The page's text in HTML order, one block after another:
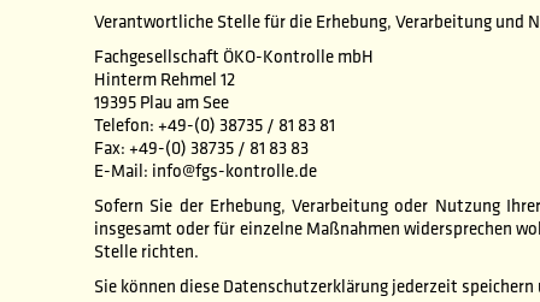
Verantwortliche Stelle für die Erhebung, Verarbeitung und
Fachgesellschaft ÖKO-Kontrolle mbH
Hinterm Rehmel 12
19395 Plau am See
Telefon: +49-(0) 38735 / 81 83 81
Fax: +49-(0) 38735 / 81 83 83
E-Mail: info@fgs-kontrolle.de
Sofern Sie der Erhebung, Verarbeitung oder Nutzung
insgesamt oder für einzelne Maßnahmen widersprechen
Stelle richten.
Sie können diese Datenschutzerklärung jederzeit speichern